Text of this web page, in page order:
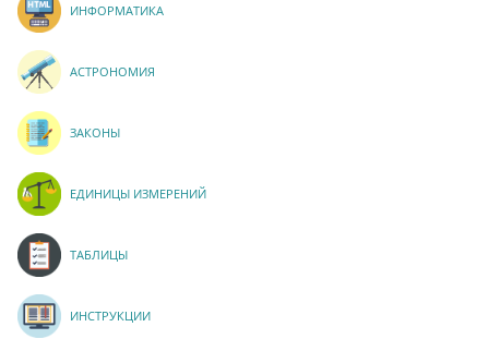
ИНФОРМАТИКА
АСТРОНОМИЯ
ЗАКОНЫ
ЕДИНИЦЫ ИЗМЕРЕНИЙ
ТАБЛИЦЫ
ИНСТРУКЦИИ